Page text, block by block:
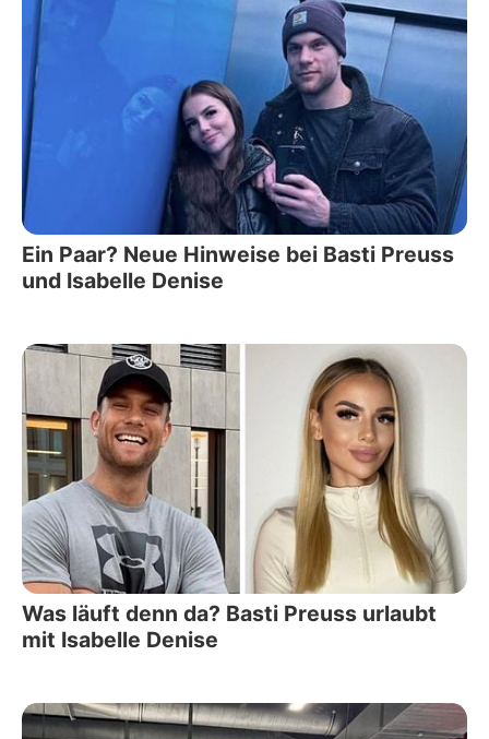
Ein Paar? Neue Hinweise bei Basti Preuss
und Isabelle Denise
Was läuft denn da? Basti Preuss urlaubt
mit Isabelle Denise